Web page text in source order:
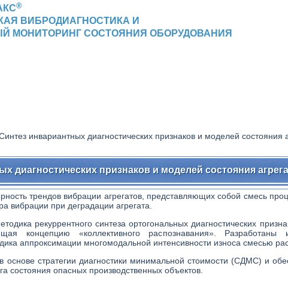
®
ВИБРОДИАГНОСТИКА И
МОНИТОРИНГ СОСТОЯНИЯ ОБОРУДОВАНИЯ
инвариантных диагностических признаков и моделей состояния
диагностических признаков и моделей состояния
трендов вибрации агрегатов, представляющих собой смесь
вибрации при деградации агрегата.
рекуррентного синтеза ортогональных диагностических
концепцию «коллективного распознавания».
аппроксимации многомодальной интенсивности износа смесью
основе стратегии диагностики минимальной стоимости (СДМС) и
состояния опасных производственных объектов.